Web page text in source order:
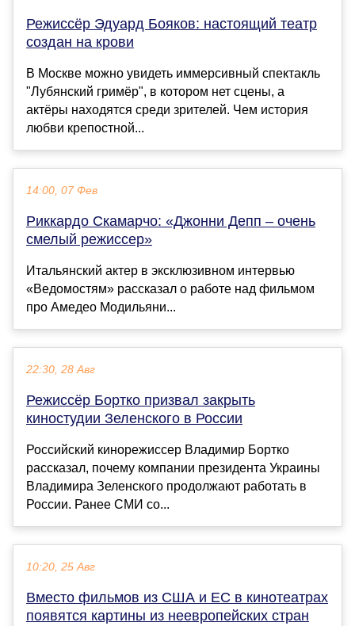
Режиссёр Эдуард Бояков: настоящий театр
создан на крови
В Москве можно увидеть иммерсивный спектакль
"Лубянский гримёр", в котором нет сцены, а
актёры находятся среди зрителей. Чем история
любви крепостной...
14:00, 07 Фев
Риккардо Скамарчо: «Джонни Депп – очень
смелый режиссер»
Итальянский актер в эксклюзивном интервью
«Ведомостям» рассказал о работе над фильмом
про Амедео Модильяни...
22:30, 28 Авг
Режиссёр Бортко призвал закрыть
киностудии Зеленского в России
Российский кинорежиссер Владимир Бортко
рассказал, почему компании президента Украины
Владимира Зеленского продолжают работать в
России. Ранее СМИ со...
10:20, 25 Авг
Вместо фильмов из США и ЕС в кинотеатрах
появятся картины из неевропейских стран